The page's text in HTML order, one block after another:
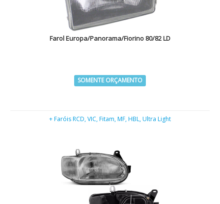
Farol Europa/Panorama/Fiorino 80/82 LD
SOMENTE ORÇAMENTO
+ Faróis RCD, VIC, Fitam, MF, HBL, Ultra Light